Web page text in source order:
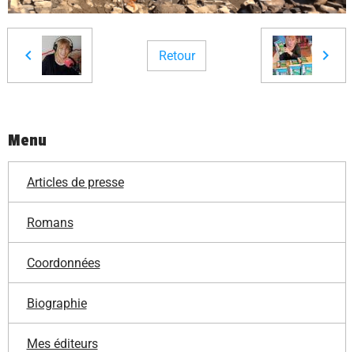
Retour
Menu
Articles de presse
Romans
Coordonnées
Biographie
Mes éditeurs